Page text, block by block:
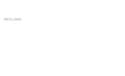
REKLAMA